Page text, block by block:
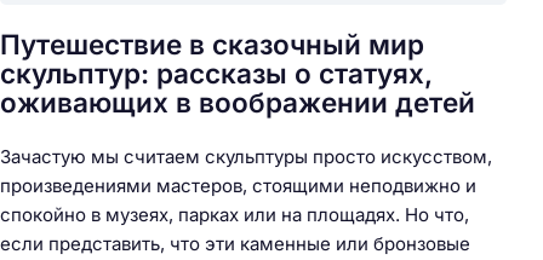
Путешествие в сказочный мир
скульптур: рассказы о статуях,
оживающих в воображении детей
Зачастую мы считаем скульптуры просто искусством,
произведениями мастеров, стоящими неподвижно и
спокойно в музеях, парках или на площадях. Но что,
если представить, что эти каменные или бронзовые